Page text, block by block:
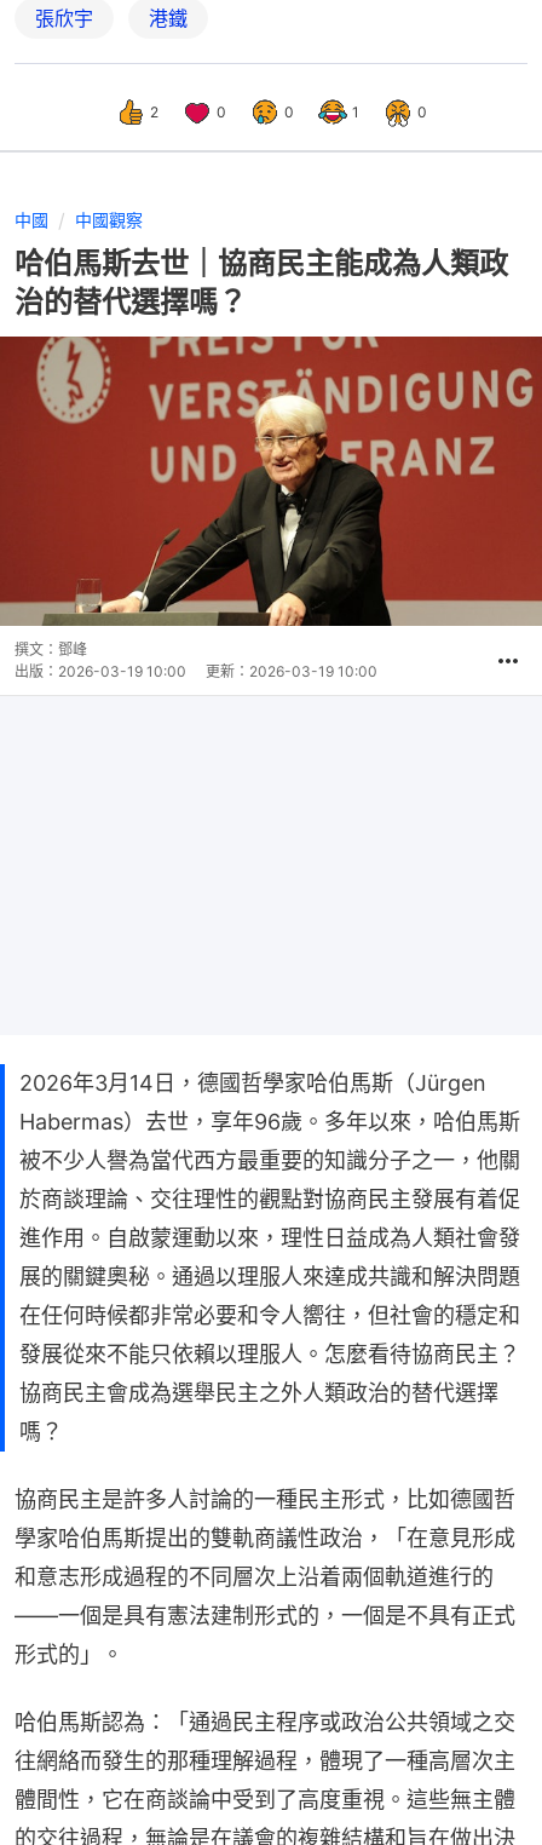
張欣宇 港鐵
2 0 0 1 0
中國 中國觀察
哈伯馬斯去世｜協商民主能成為人類政
治的替代選擇嗎？
撰文： 鄧峰
出版： 2026-03-19 10:00 更新： 2026-03-19 10:00
2026年3月14日，德國哲學家哈伯馬斯（Jürgen
Habermas）去世，享年96歲。多年以來，哈伯馬斯
被不少人譽為當代西方最重要的知識分子之一，他關
於商談理論、交往理性的觀點對協商民主發展有着促
進作用。自啟蒙運動以來，理性日益成為人類社會發
展的關鍵奧秘。通過以理服人來達成共識和解決問題
在任何時候都非常必要和令人嚮往，但社會的穩定和
發展從來不能只依賴以理服人。怎麼看待協商民主？
協商民主會成為選舉民主之外人類政治的替代選擇
嗎？
協商民主是許多人討論的一種民主形式，比如德國哲
學家哈伯馬斯提出的雙軌商議性政治，「在意見形成
和意志形成過程的不同層次上沿着兩個軌道進行的
——一個是具有憲法建制形式的，一個是不具有正式
形式的」。
哈伯馬斯認為：「通過民主程序或政治公共領域之交
往網絡而發生的那種理解過程，體現了一種高層次主
體間性，它在商談論中受到了高度重視。這些無主體
的交往過程，無論是在議會的複雜結構和旨在做出決